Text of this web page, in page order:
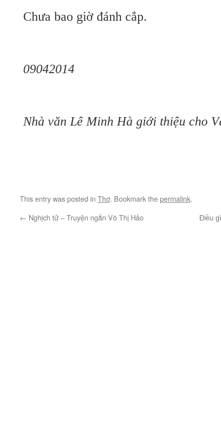
Chưa bao giờ đánh cắp.
09042014
Nhà văn Lê Minh Hà giới thiệu cho
This entry was posted in Thơ. Bookmark thepermalink.
← Nghịch tử – Truyện ngắn Võ Thị Hảo Điều